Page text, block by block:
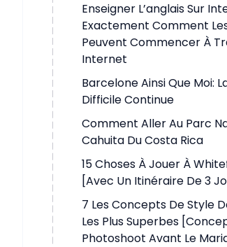
Enseigner L’anglais Sur
Exactement Comment
Peuvent Commencer À
Internet
Barcelone Ainsi Que Moi:
Difficile Continue
Comment Aller Au Parc
Cahuita Du Costa Rica
15 Choses À Jouer À
[avec Un Itinéraire De 3
7 Les Concepts De Style
Les Plus Superbes
Photoshoot Avant Le